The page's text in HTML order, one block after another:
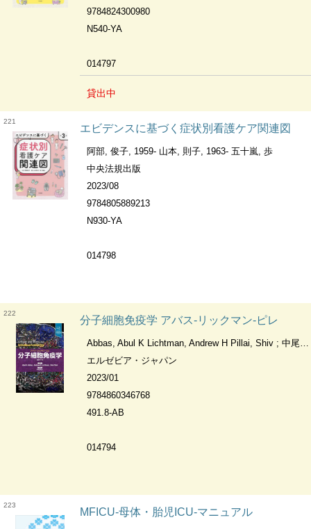
9784824300980
N540-YA
014797
貸出中
221
エビデンスに基づく症状別看護ケア関連図
阿部, 俊子, 1959- 山本, 則子, 1963- 五十嵐, 歩
中央法規出版
2023/08
9784805889213
N930-YA
014798
222
分子細胞免疫学 アバス-リックマン-ピレ
Abbas, Abul K Lichtman, Andrew H Pillai, Shiv ; 中尾, 篤人
エルゼビア・ジャパン
2023/01
9784860346768
491.8-AB
014794
223
MFICU-母体・胎児ICU-マニュアル